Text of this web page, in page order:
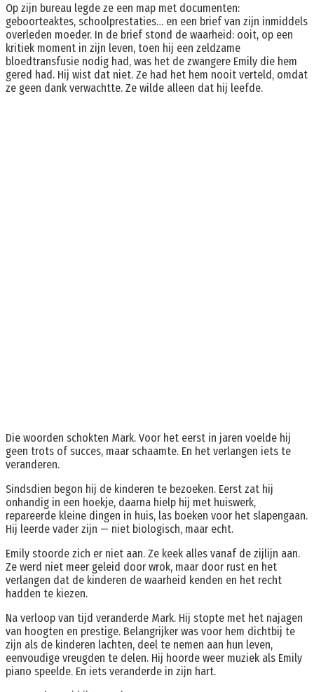
Op zijn bureau legde ze een map met documenten:
geboorteaktes, schoolprestaties… en een brief van zijn inmiddels
overleden moeder. In de brief stond de waarheid: ooit, op een
kritiek moment in zijn leven, toen hij een zeldzame
bloedtransfusie nodig had, was het de zwangere Emily die hem
gered had. Hij wist dat niet. Ze had het hem nooit verteld, omdat
ze geen dank verwachtte. Ze wilde alleen dat hij leefde.
Die woorden schokten Mark. Voor het eerst in jaren voelde hij
geen trots of succes, maar schaamte. En het verlangen iets te
veranderen.
Sindsdien begon hij de kinderen te bezoeken. Eerst zat hij
onhandig in een hoekje, daarna hielp hij met huiswerk,
repareerde kleine dingen in huis, las boeken voor het slapengaan.
Hij leerde vader zijn — niet biologisch, maar echt.
Emily stoorde zich er niet aan. Ze keek alles vanaf de zijlijn aan.
Ze werd niet meer geleid door wrok, maar door rust en het
verlangen dat de kinderen de waarheid kenden en het recht
hadden te kiezen.
Na verloop van tijd veranderde Mark. Hij stopte met het najagen
van hoogten en prestige. Belangrijker was voor hem dichtbij te
zijn als de kinderen lachten, deel te nemen aan hun leven,
eenvoudige vreugden te delen. Hij hoorde weer muziek als Emily
piano speelde. En iets veranderde in zijn hart.